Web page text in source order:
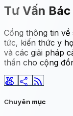
Tư Vấn
Cổng thông tin
tức, kiến thức y
và các giải pháp
thần cho cộng
social_leaderboard share rss_feed
Chuyên mục